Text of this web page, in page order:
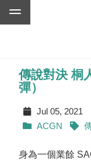
傳說對決 桐
彈）
Jul 05, 2021
ACGN
身為一個業餘